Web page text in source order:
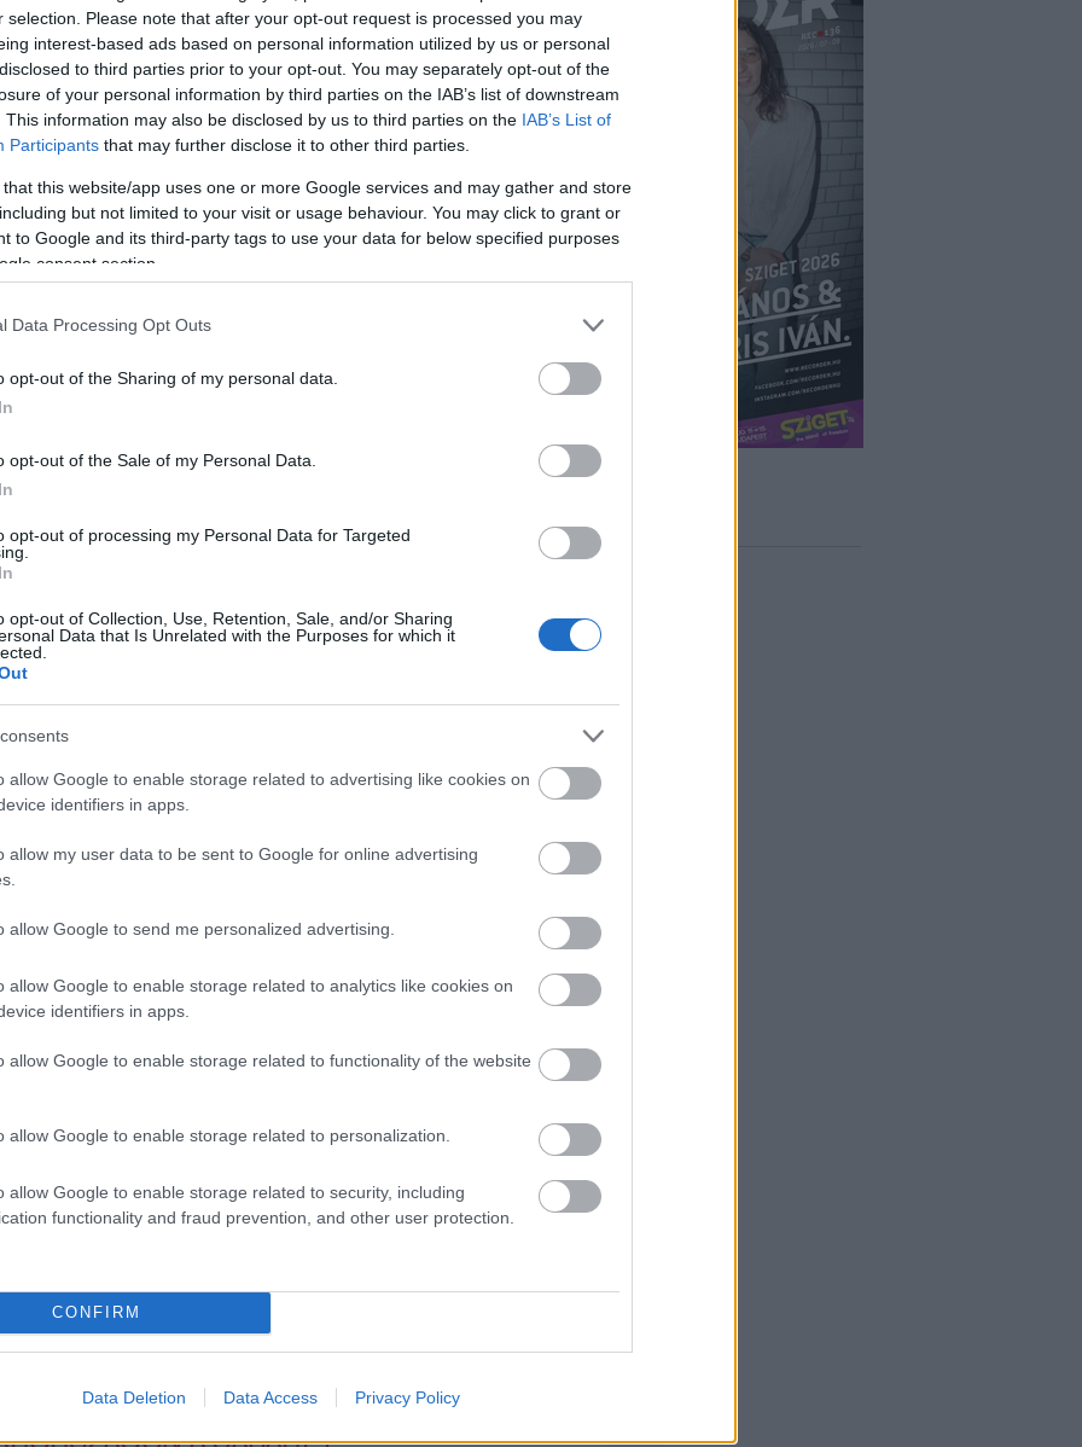
selection. Please note that after your opt-out request is processed you may
interest-based ads based on personal information utilized by us or personal
to third parties prior to your opt-out. You may separately opt-out of the
of your personal information by third parties on the IAB’s list of downstream
This information may also be disclosed by us to third parties on the IAB’s List of
Participants that may further disclose it to other third parties.
that this website/app uses one or more Google services and may gather and store
but not limited to your visit or usage behaviour. You may click to grant or
to Google and its third-party tags to use your data for below specified purposes
consent section.
Data Processing Opt Outs
opt-out of the Sharing of my personal data.
opt-out of the Sale of my Personal Data.
opt-out of processing my Personal Data for Targeted
opt-out of Collection, Use, Retention, Sale, and/or Sharing
Data that Is Unrelated with the Purposes for which it
allow Google to enable storage related to advertising like cookies on
identifiers in apps.
allow my user data to be sent to Google for online advertising
allow Google to send me personalized advertising.
allow Google to enable storage related to analytics like cookies on
identifiers in apps.
allow Google to enable storage related to functionality of the website
allow Google to enable storage related to personalization.
allow Google to enable storage related to security, including
functionality and fraud prevention, and other user protection.
CONFIRM
Data Deletion Data Access Privacy Policy
komment
ÉS KITÖRT EGY KISEBB
INTERJÚ
utoljára lép fel Budapesten az elektronikus zene egyik
sheffieldi Cabaret Voltaire. Az 1973-ban indult zenekar eleinte
DÍJAS LEGENDA ÉS DADAISTA
szolgál a tavasz: érkezik az underground hiphop egyik
aktív, legendás zenészek is ellátogatnak végre Budapestre,
5 seconds of summer
komment
BELÉPÉS